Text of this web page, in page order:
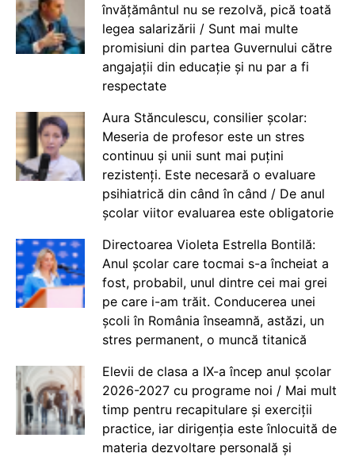
învățământul nu se rezolvă, pică toată
legea salarizării / Sunt mai multe
promisiuni din partea Guvernului către
angajații din educație și nu par a fi
respectate
Aura Stănculescu, consilier școlar:
Meseria de profesor este un stres
continuu și unii sunt mai puțini
rezistenți. Este necesară o evaluare
psihiatrică din când în când / De anul
școlar viitor evaluarea este obligatorie
Directoarea Violeta Estrella Bontilă:
Anul școlar care tocmai s-a încheiat a
fost, probabil, unul dintre cei mai grei
pe care i-am trăit. Conducerea unei
școli în România înseamnă, astăzi, un
stres permanent, o muncă titanică
Elevii de clasa a IX-a încep anul școlar
2026-2027 cu programe noi / Mai mult
timp pentru recapitulare și exerciții
practice, iar dirigenția este înlocuită de
materia dezvoltare personală și